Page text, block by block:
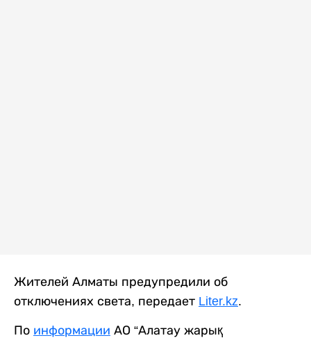
Жителей Алматы предупредили об
отключениях света, передает Liter.kz.
По информации АО “Алатау жарық